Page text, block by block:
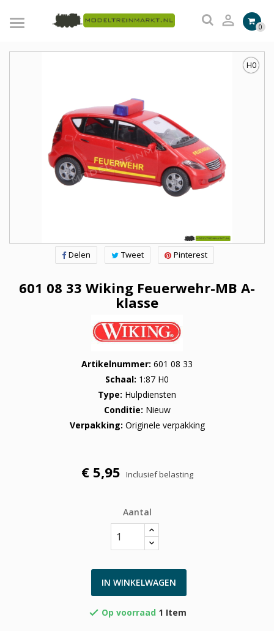
 0
H0
Delen Tweet Pinterest
601 08 33 Wiking Feuerwehr-MB A-
klasse
Artikelnummer 601 08 33
Schaal 1:87 H0
Type Hulpdiensten
Conditie Nieuw
Verpakking Originele verpakking
€ 5,95 Inclusief belasting
Aantal
IN WINKELWAGEN
 Op voorraad 1 Item